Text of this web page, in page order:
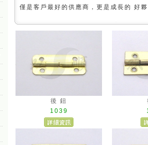
僅是客戶最好的供應商，更是成長的 好
後 鈕
1039